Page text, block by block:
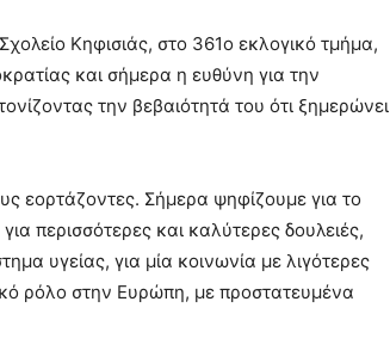
Κηφισιάς, στο 361ο εκλογικό τμήμα,
και σήμερα η ευθύνη για την
την βεβαιότητά του ότι ξημερώνει
εορτάζοντες. Σήμερα ψηφίζουμε για το
περισσότερες και καλύτερες δουλειές,
υγείας, για μία κοινωνία με λιγότερες
ρόλο στην Ευρώπη, με προστατευμένα